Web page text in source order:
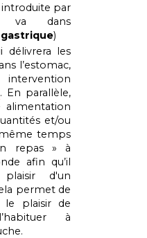
introduite par
dans
)
délivrera les
l’estomac,
. En parallèle,
alimentation
et/ou
temps
repas » à
afin qu’il
d'un
permet de
le plaisir de
à